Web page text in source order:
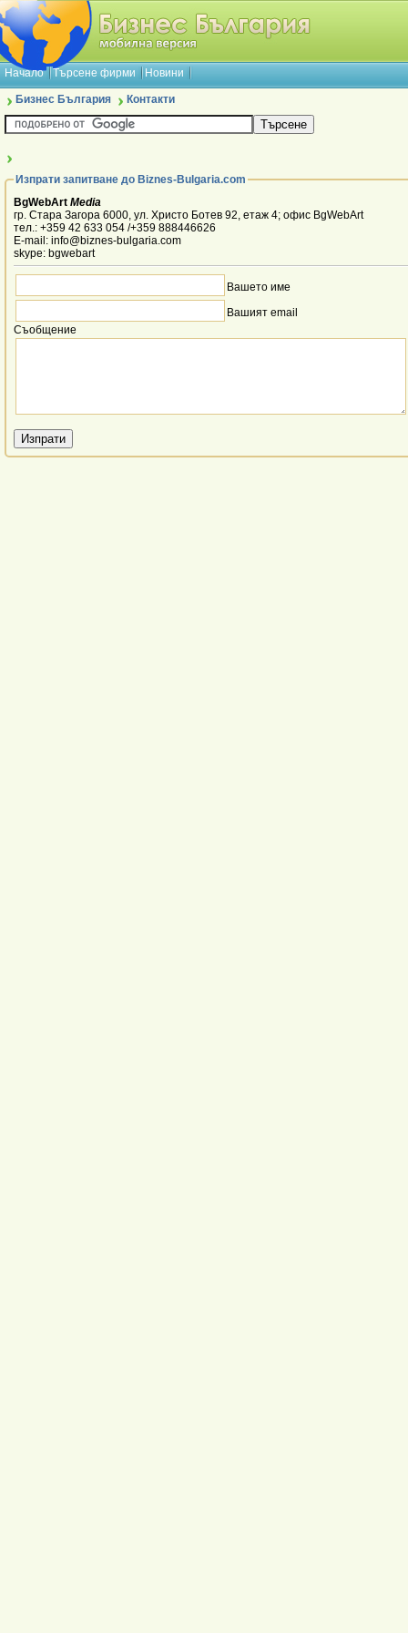
Начало Търсене фирми Новини
Бизнес България Контакти
Изпрати запитване до Biznes-Bulgaria.com
BgWebArt Media
гр. Стара Загора 6000, ул. Христо Ботев 92, етаж 4; офис BgWebArt
тел.: +359 42 633 054 /+359 888446626
E-mail: info@biznes-bulgaria.com
skype: bgwebart
Вашето име
Вашият email
Съобщение